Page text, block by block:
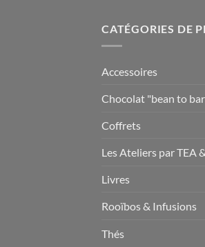
CATÉGORIES DE
Accessoires
Chocolat "bean to
Coffrets
Les Ateliers par TEA
Livres
Rooïbos & Infusions
Thés